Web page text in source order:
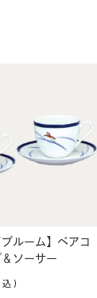
ブルーム】ペアコ
ソーサー
込)